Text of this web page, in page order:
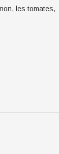
les tomates,